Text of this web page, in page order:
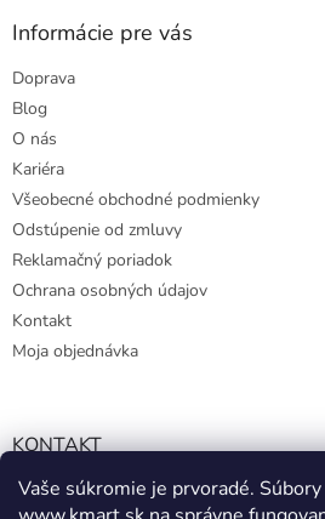
Vaše súkromie je prvoradé.
Informácie pre vás
Doprava
Blog
O nás
Kariéra
Všeobecné obchodné podmienky
Odstúpenie od zmluvy
Reklamačný poriadok
Ochrana osobných údajov
Kontakt
Moja objednávka
KONTAKT
info@kmart.sk